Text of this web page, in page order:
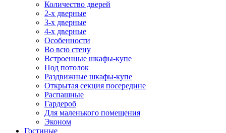
Количество дверей
2-х дверные
3-х дверные
4-х дверные
Особенности
Во всю стену
Встроенные шкафы-купе
Под потолок
Раздвижные шкафы-купе
Открытая секция посередине
Распашные
Гардероб
Для маленького помещения
Эконом
Гостиные